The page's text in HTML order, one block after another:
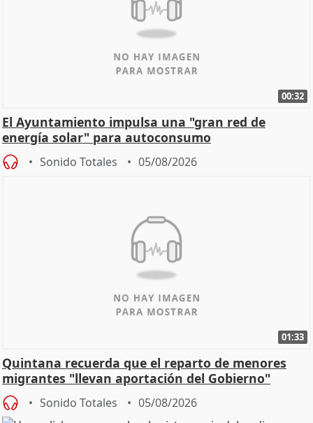
00:32
El Ayuntamiento impulsa una "gran red de
energía solar" para autoconsumo
Sonido Totales 05/08/2026
01:33
Quintana recuerda que el reparto de menores
migrantes "llevan aportación del Gobierno"
central
Sonido Totales 05/08/2026